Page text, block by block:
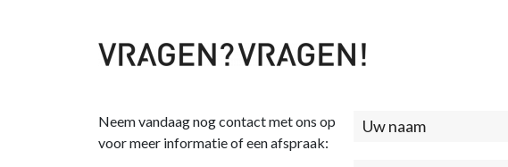
Neem vandaag nog contact met ons op
voor meer informatie of een afspraak:
Contact